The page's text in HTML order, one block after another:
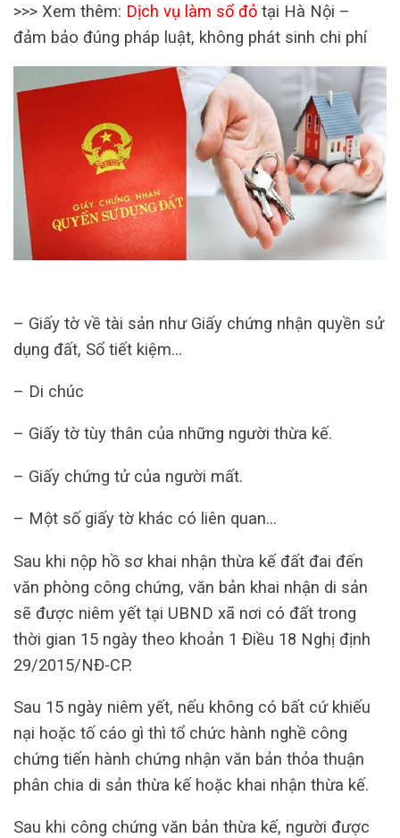
>>> Xem thêm: Dịch vụ làm sổ đỏ tại Hà Nội –
đảm bảo đúng pháp luật, không phát sinh chi phí
– Giấy tờ về tài sản như Giấy chứng nhận quyền sử
dụng đất, Sổ tiết kiệm…
– Di chúc
– Giấy tờ tùy thân của những người thừa kế.
– Giấy chứng tử của người mất.
– Một số giấy tờ khác có liên quan…
Sau khi nộp hồ sơ khai nhận thừa kế đất đai đến
văn phòng công chứng, văn bản khai nhận di sản
sẽ được niêm yết tại UBND xã nơi có đất trong
thời gian 15 ngày theo khoản 1 Điều 18 Nghị định
29/2015/NĐ-CP.
Sau 15 ngày niêm yết, nếu không có bất cứ khiếu
nại hoặc tố cáo gì thì tổ chức hành nghề công
chứng tiến hành chứng nhận văn bản thỏa thuận
phân chia di sản thừa kế hoặc khai nhận thừa kế.
Sau khi công chứng văn bản thừa kế, người được